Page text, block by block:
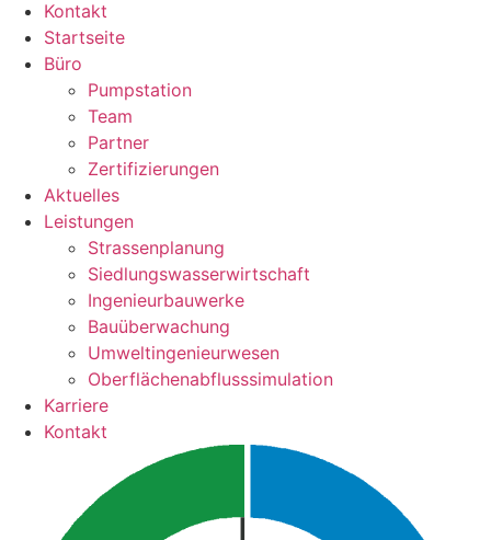
Kontakt
Startseite
Büro
Pumpstation
Team
Partner
Zertifizierungen
Aktuelles
Leistungen
Strassenplanung
Siedlungswasserwirtschaft
Ingenieurbauwerke
Bauüberwachung
Umweltingenieurwesen
Oberflächenabflusssimulation
Karriere
Kontakt